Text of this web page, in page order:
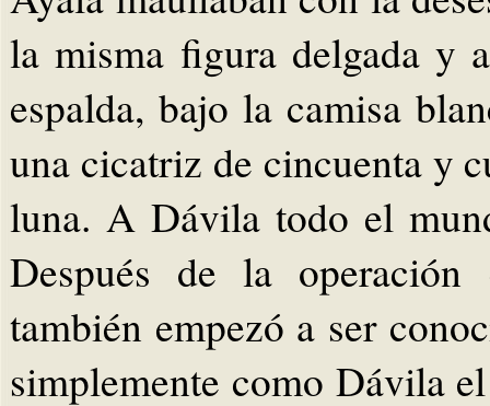
la misma figura delgada y
espalda, bajo la camisa
una cicatriz de cincuenta y
luna. A Dávila todo el
Después de la
también empezó a ser
simplemente como Dávila